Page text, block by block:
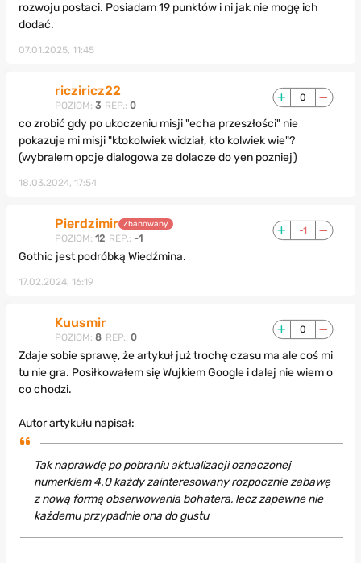
rozwoju postaci. Posiadam 19 punktów i ni jak nie mogę ich
dodać.
07.01.2025, 11:45
ricziricz22
POZIOM: 3 REP.: 0
0
co zrobić gdy po ukoczeniu misji "echa przeszłości" nie
pokazuje mi misji "ktokolwiek widział, kto kolwiek wie"?
(wybralem opcje dialogowa ze dolacze do yen pozniej)
18.03.2024, 17:54
Pierdzimir Zbanowany
POZIOM: 12 REP.: -1
-1
Gothic jest podróbką Wiedźmina.
17.02.2024, 16:19
Kuusmir
POZIOM: 8 REP.: 0
0
Zdaje sobie sprawę, że artykuł już trochę czasu ma ale coś mi
tu nie gra. Posiłkowałem się Wujkiem Google i dalej nie wiem o
co chodzi.
Autor artykułu napisał:
Tak naprawdę po pobraniu aktualizacji oznaczonej
numerkiem 4.0 każdy zainteresowany rozpocznie zabawę
z nową formą obserwowania bohatera, lecz zapewne nie
każdemu przypadnie ona do gustu